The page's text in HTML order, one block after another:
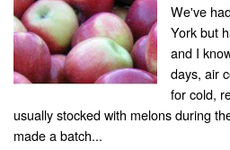
We've
York but
and I
days, air
for cold,
usually stocked with melons during
made a batch...